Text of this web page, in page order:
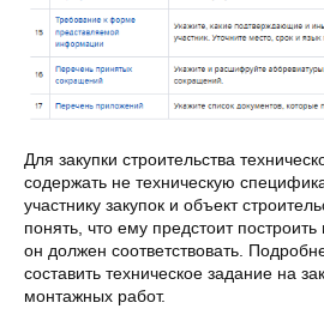
Для закупки строительства
содержать не техническую
участнику закупок и объект
понять, что ему предстоит
он должен соответствовать.
составить техническое задание на
монтажных работ.